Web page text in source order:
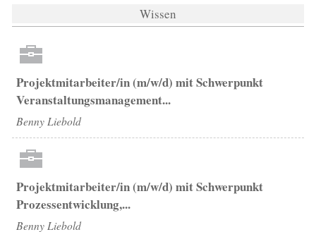
Wissen
Projektmitarbeiter/in (m/w/d) mit Schwerpunkt
Veranstaltungsmanagement...
Benny Liebold
Projektmitarbeiter/in (m/w/d) mit Schwerpunkt
Prozessentwicklung,...
Benny Liebold